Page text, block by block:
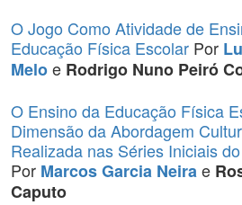
O Jogo Como Atividade de
Educação Física Escolar Por
Meloe Rodrigo Nuno Peiró
O Ensino da Educação Física
Dimensão da Abordagem
Realizada nas Séries Iniciais
Por Marcos Garcia Neirae
Caputo